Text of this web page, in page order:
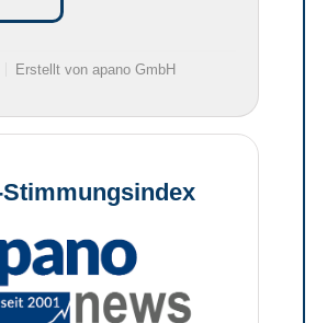
Erstellt von apano GmbH